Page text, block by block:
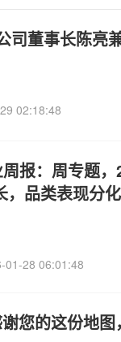
司董事长陈亮
02:18:48
报：周专题
，品类表现分
01-28 06:01:48
您的这份地